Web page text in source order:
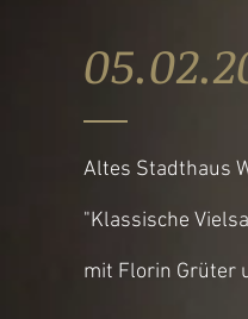
Altes Stadthaus
"Klassische
mit Florin Grüter